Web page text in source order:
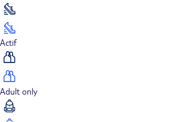
Actif
Adult only